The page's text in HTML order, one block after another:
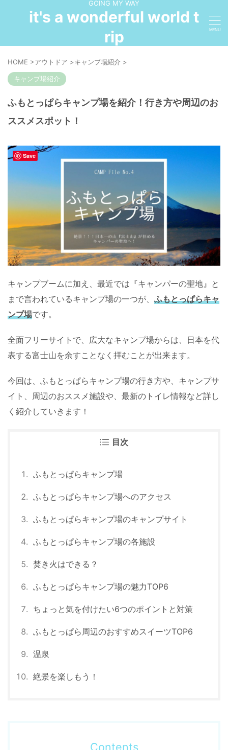
GOING MY WAY
it's a wonderful world t
rip
HOME >アウトドア >キャンプ場紹介 >
キャンプ場紹介
ふもとっぱらキャンプ場を紹介！行き方や周辺のお
ススメスポット！
キャンプブームに加え、最近では『キャンパーの聖地』と
まで言われているキャンプ場の一つが、 ふもとっぱらキャ
ンプ場です。
全面フリーサイトで、広大なキャンプ場からは、日本を代
表する富士山を余すことなく拝むことが出来ます。
今回は、ふもとっぱらキャンプ場の行き方や、キャンプサ
イト、周辺のおススメ施設や、最新のトイレ情報など詳し
く紹介していきます！
目次
ふもとっぱらキャンプ場
ふもとっぱらキャンプ場へのアクセス
ふもとっぱらキャンプ場のキャンプサイト
ふもとっぱらキャンプ場の各施設
焚き火はできる？
ふもとっぱらキャンプ場の魅力TOP6
ちょっと気を付けたい6つのポイントと対策
ふもとっぱら周辺のおすすめスイーツTOP6
温泉
絶景を楽しもう！
Contents
Save